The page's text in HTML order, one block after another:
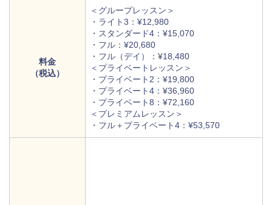
料金
（税込）
＜グループレッスン＞
・ライト3：¥12,980
・スタンダード4：¥15,070
・フル：¥20,680
・フル（デイ）：¥18,480
＜プライベートレッスン＞
・プライベート2：¥19,800
・プライベート4：¥36,960
・プライベート8：¥72,160
＜プレミアムレッスン＞
・フル＋プライベート4：¥53,570